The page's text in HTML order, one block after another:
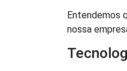
Entendemos
nossa